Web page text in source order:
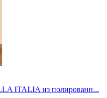
ITALIA из полированн...